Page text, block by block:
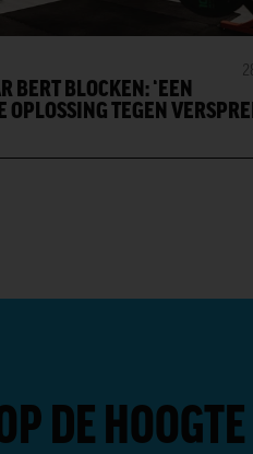
BERT BLOCKEN: ‘EEN
OPLOSSING TEGEN
DE